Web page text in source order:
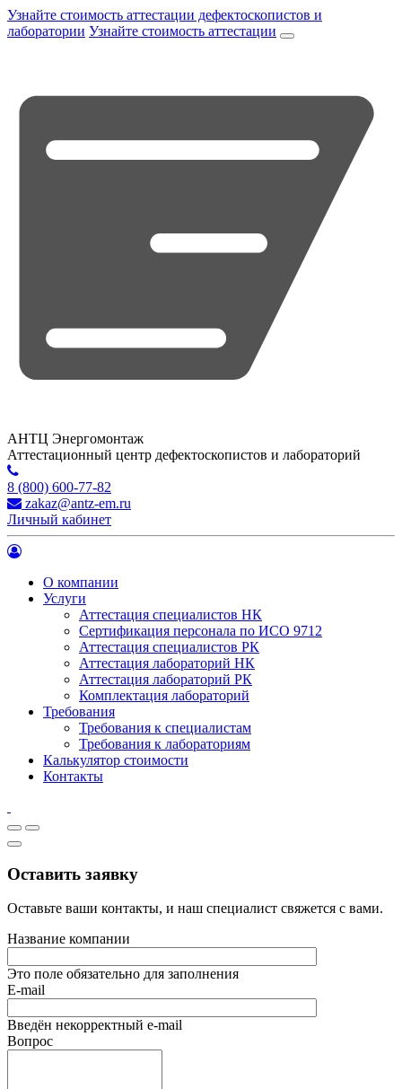
Узнайте стоимость аттестации дефектоскопистов и
лаборатории Узнайте стоимость аттестации
АНТЦ Энергомонтаж
Аттестационный центр дефектоскопистов и лабораторий
8 (800) 600-77-82
zakaz@antz-em.ru
Личный кабинет
О компании
Услуги
Аттестация специалистов НК
Сертификация персонала по ИСО 9712
Аттестация специалистов РК
Аттестация лабораторий НК
Аттестация лабораторий РК
Комплектация лабораторий
Требования
Требования к специалистам
Требования к лабораториям
Калькулятор стоимости
Контакты
Оставить заявку
Оставьте ваши контакты, и наш специалист свяжется с вами.
Название компании
Это поле обязательно для заполнения
E-mail
Введён некорректный e-mail
Вопрос